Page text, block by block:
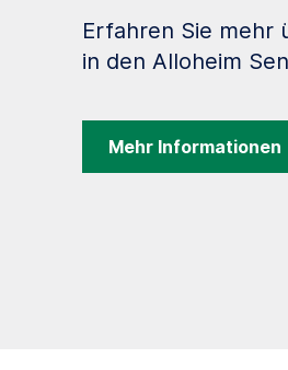
Erfahren Sie mehr
in den Alloheim
Mehr Informationen